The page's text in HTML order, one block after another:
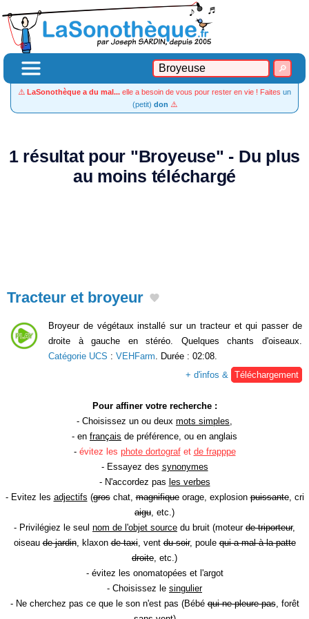
⚠️ LaSonothèque a du mal... elle a besoin de vous pour rester en vie ! Faites un
(petit) don ⚠️
1 résultat pour "Broyeuse" - Du plus
au moins téléchargé
Tracteur et broyeur
Broyeur de végétaux installé sur un tracteur et qui passer de
droite à gauche en stéréo. Quelques chants d'oiseaux.
Catégorie UCS : VEHFarm . Durée : 02:08.
+ d'infos &
Téléchargement
Pour affiner votre recherche :
- Choisissez un ou deux mots simples
- en français de préférence, ou en anglais
- évitez les phote dortografet de frapppe
- Essayez des synonymes
- N'accordez pas les verbes
- Evitez les adjectifs (groschat,magnifiqueorage, explosionpuissante, cri
aigu , etc.)
- Privilégiez le seul nom de l'objet source du bruit (moteur de triporteur,
oiseaude jardin, klaxonde taxi, ventdu soir, poulequi a mal à la patte
droite , etc.)
- évitez les onomatopées et l'argot
- Choisissez le singulier
- Ne cherchez pas ce que le son n'est pas (Bébéqui ne pleure pas, forêt